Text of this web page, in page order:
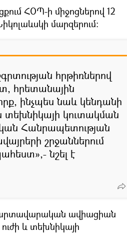
ՀՕՊ-ի միջոցներով 12
մարզերում:
հրթիռներով
հրետանային
ինչպես նաև կենդանի
տեխնիկայի կուտակման
Հանրապետության
շրջաններում
նշել է
ավիացիան
և տեխնիկայի